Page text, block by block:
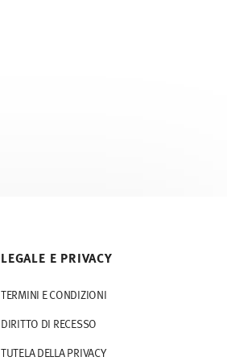
LEGALE E PRIVACY
TERMINI E CONDIZIONI
DIRITTO DI RECESSO
TUTELA DELLA PRIVACY